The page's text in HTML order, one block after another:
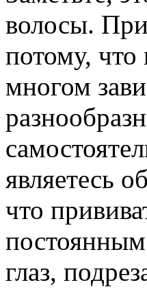
волосы.
потому, что
многом
являетесь
что
глаз,